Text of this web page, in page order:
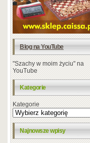
Blog na YouTube
"Szachy w moim życiu" na
YouTube
Kategorie
Kategorie
Najnowsze wpisy